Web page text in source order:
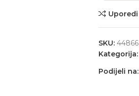
Uporedi
SKU: 44866
Kategorija:
Podijeli na: